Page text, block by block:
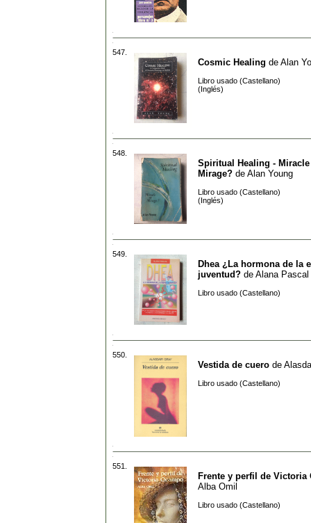
547.
Cosmic Healing de Alan
Libro usado (Castellano)
(Inglés)
548.
Spiritual Healing -
Mirage? de Alan Young
Libro usado (Castellano)
(Inglés)
549.
Dhea ¿La hormona de la
juventud? de Alana Pascal
Libro usado (Castellano)
550.
Vestida de cuero de
Libro usado (Castellano)
551.
Frente y perfil de Victoria
Alba Omil
Libro usado (Castellano)